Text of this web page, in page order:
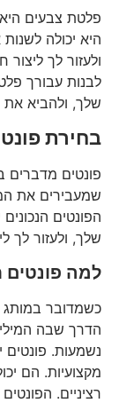
פלטת צבעים
היא יכולה
ולעזור לך ליצור
לבנות עבורך
שלך, ולהביא את
בחירת
פונטים מדברים
שמעבירים את
הפונטים
שלך, ולעזור לך
למה פונטים
כשמדובר
הדרך שבה
נשמעות. פונטים
מקצועיות. הם
רציניים.